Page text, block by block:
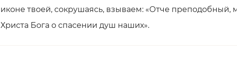
иконе твоей, сокрушаясь, взываем: «Отче преподобный,
Христа Бога о спасении душ наших».